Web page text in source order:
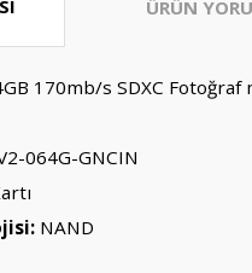
ÜRÜN
170mb/s SDXC Fotoğraf
064G-GNCIN
NAND